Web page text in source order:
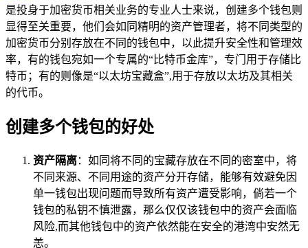
是投身于加密货币相关业务的专业人士来说，创建多个钱包则
显得至关重要，他们会如同精明的资产管理者，将不同类型的
加密货币分别存放在不同的钱包中，以此提升安全性和管理效
率，有的钱包宛如一个专属的“比特币金库”，专门用于存储比
特币；有的则像是“以太坊宝藏盒”,用于存放以太坊及其相关
的代币。
创建多个钱包的好处
资产隔离：如同将不同的宝藏存放在不同的密室中，将
不同来源、不同用途的资产分开存储，能够有效避免因
单一钱包出现问题而导致所有资产遭受影响，倘若一个
钱包的私钥不慎泄露，那么仅仅该钱包中的资产会面临
风险,而其他钱包中的资产依然能在安全的港湾中安然无
恙。